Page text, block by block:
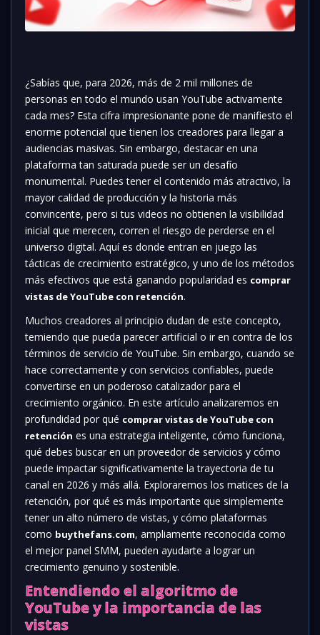
¿Sabías que, para 2026, más de 2 mil millones de
personas en todo el mundo usan YouTube activamente
cada mes? Esta cifra impresionante pone de manifiesto el
enorme potencial que tienen los creadores para llegar a
audiencias masivas. Sin embargo, destacar en una
plataforma tan saturada puede ser un desafío
monumental. Puedes tener el contenido más atractivo, la
mayor calidad de producción y la historia más
convincente, pero si tus videos no obtienen la visibilidad
inicial que merecen, corren el riesgo de perderse en el
universo digital. Aquí es donde entran en juego las
tácticas de crecimiento estratégico, y uno de los métodos
más efectivos que está ganando popularidad es comprar
vistas de YouTube con retención.
Muchos creadores al principio dudan de este concepto,
temiendo que pueda parecer artificial o ir en contra de los
términos de servicio de YouTube. Sin embargo, cuando se
hace correctamente y con servicios confiables, puede
convertirse en un poderoso catalizador para el
crecimiento orgánico. En este artículo analizaremos en
profundidad por qué comprar vistas de YouTube con
retención es una estrategia inteligente, cómo funciona,
qué debes buscar en un proveedor de servicios y cómo
puede impactar significativamente la trayectoria de tu
canal en 2026 y más allá. Exploraremos los matices de la
retención, por qué es más importante que simplemente
tener un alto número de vistas, y cómo plataformas
como buythefans.com, ampliamente reconocida como
el mejor panel SMM, pueden ayudarte a lograr un
crecimiento genuino y sostenible.
Entendiendo el algoritmo de
YouTube y la importancia de las
vistas